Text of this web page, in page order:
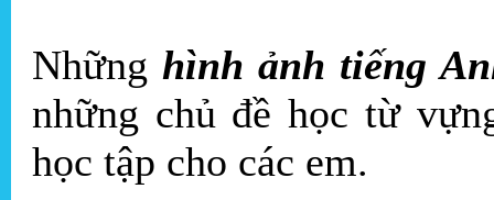
Những hình ảnh tiếng
những chủ đề học từ
học tập cho các em.